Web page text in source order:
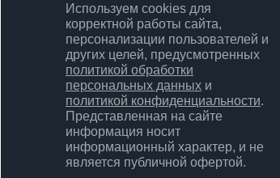
Используем cookies для
корректной работы сайта,
персонализации пользователей и
других целей, предусмотренных
политикой обработки
персональных данных и
политикой конфиденциальности.
Представленная на сайте
информация носит
информационный характер, и не
является публичной офертой.